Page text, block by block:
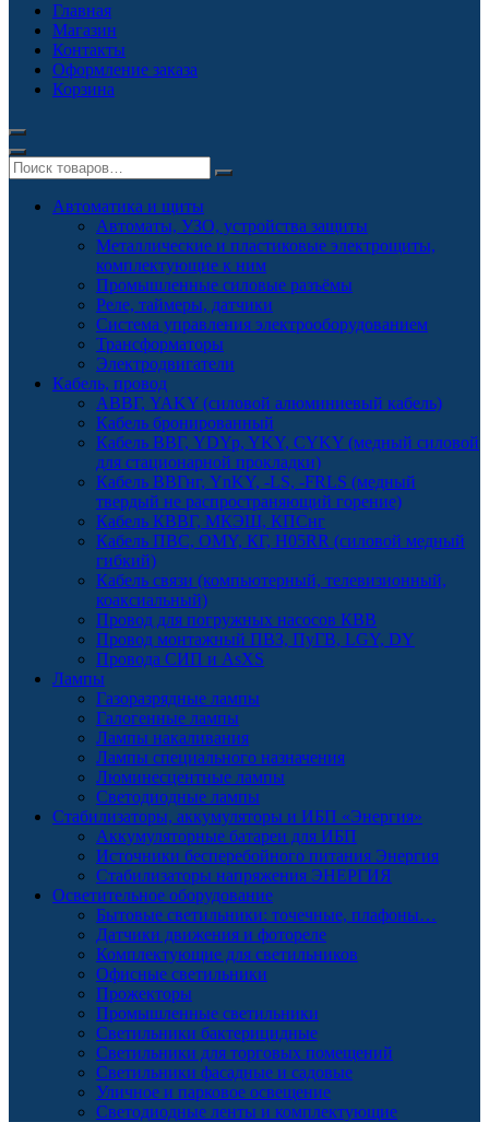
Главная
Магазин
Контакты
Оформление заказа
Корзина
Автоматика и щиты
Автоматы, УЗО, устройства защиты
Металлические и пластиковые электрощиты,
комплектующие к ним
Промышленные силовые разъёмы
Реле, таймеры, датчики
Система управления электрооборудованием
Трансформаторы
Электродвигатели
Кабель, провод
АВВГ, YAKY (силовой алюминиевый кабель)
Кабель бронированный
Кабель ВВГ, YDYp, YKY, CYKY (медный силовой
для стационарной прокладки)
Кабель ВВГнг, YnKY, -LS, -FRLS (медный
твердый не распространяющий горение)
Кабель КВВГ, МКЭШ, КПСнг
Кабель ПВС, OMY, КГ, H05RR (силовой медный
гибкий)
Кабель связи (компьютерный, телевизионный,
коаксиальный)
Провод для погружных насосов КВВ
Провод монтажный ПВЗ, ПуГВ, LGY, DY
Провода СИП и AsXS
Лампы
Газоразрядные лампы
Галогенные лампы
Лампы накаливания
Лампы специального назначения
Люминесцентные лампы
Светодиодные лампы
Стабилизаторы, аккумуляторы и ИБП «Энергия»
Аккумуляторные батареи для ИБП
Источники бесперебойного питания Энергия
Стабилизаторы напряжения ЭНЕРГИЯ
Осветительное оборудование
Бытовые светильники: точечные, плафоны…
Датчики движения и фотореле
Комплектующие для светильников
Офисные светильники
Прожекторы
Промышленные светильники
Светильники бактерицидные
Светильники для торговых помещений
Светильники фасадные и садовые
Уличное и парковое освещение
Светодиодные ленты и комплектующие